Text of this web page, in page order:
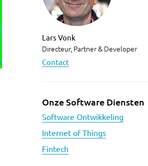
Lars Vonk
Directeur, Partner & Developer
Contact
Onze Software Diensten
Software Ontwikkeling
Internet of Things
Fintech